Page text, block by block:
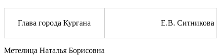
Глава города Кургана Е.В. Ситникова
Метелица Наталья Борисовна